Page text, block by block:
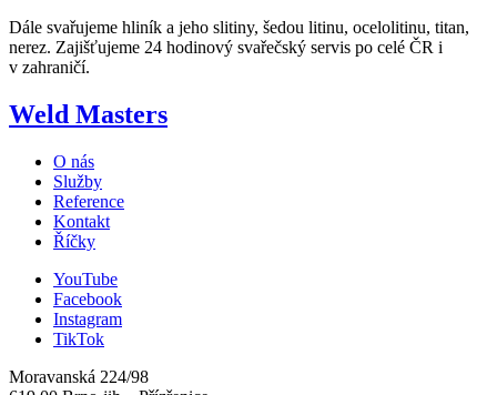
Dále svařujeme hliník a jeho slitiny, šedou litinu, ocelolitinu, titan,
nerez. Zajišťujeme 24 hodinový svařečský servis po celé ČR i
v zahraničí.
Weld Masters
O nás
Služby
Reference
Kontakt
Říčky
YouTube
Facebook
Instagram
TikTok
Moravanská 224/98